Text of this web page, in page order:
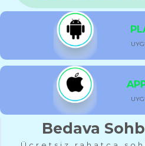
Bedava